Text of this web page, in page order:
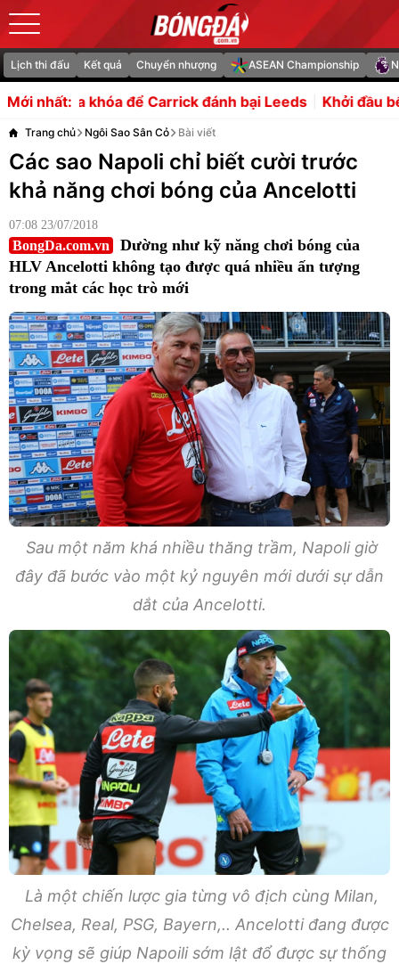
Lịch thi đấu Kết quả Chuyển nhượng ASEAN Championship
Mới nhất:
đánh bại Leeds Khởi đầu bết bát, Amorim bị báo Ý
Trang chủ Ngôi Sao Sân Cỏ Bài viết
Các sao Napoli chỉ biết cười trước
khả năng chơi bóng của Ancelotti
07:08 23/07/2018
BongDa.com.vn
Dường như kỹ năng chơi bóng của
HLV Ancelotti không tạo được quá nhiều ấn tượng
trong mắt các học trò mới
Sau một năm khá nhiều thăng trầm, Napoli giờ
đây đã bước vào một kỷ nguyên mới dưới sự dẫn
dắt của Ancelotti.
Là một chiến lược gia từng vô địch cùng Milan,
Chelsea, Real, PSG, Bayern,.. Ancelotti đang được
kỳ vọng sẽ giúp Napoili sớm lật đổ được sự thống